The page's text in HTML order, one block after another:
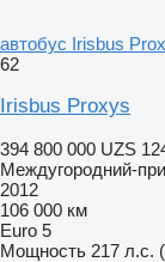
автобус Irisbus
62
Irisbus Proxys
394 800 000 UZS
Междугородний-
2012
106 000 км
Euro 5
Мощность 217 л.с.